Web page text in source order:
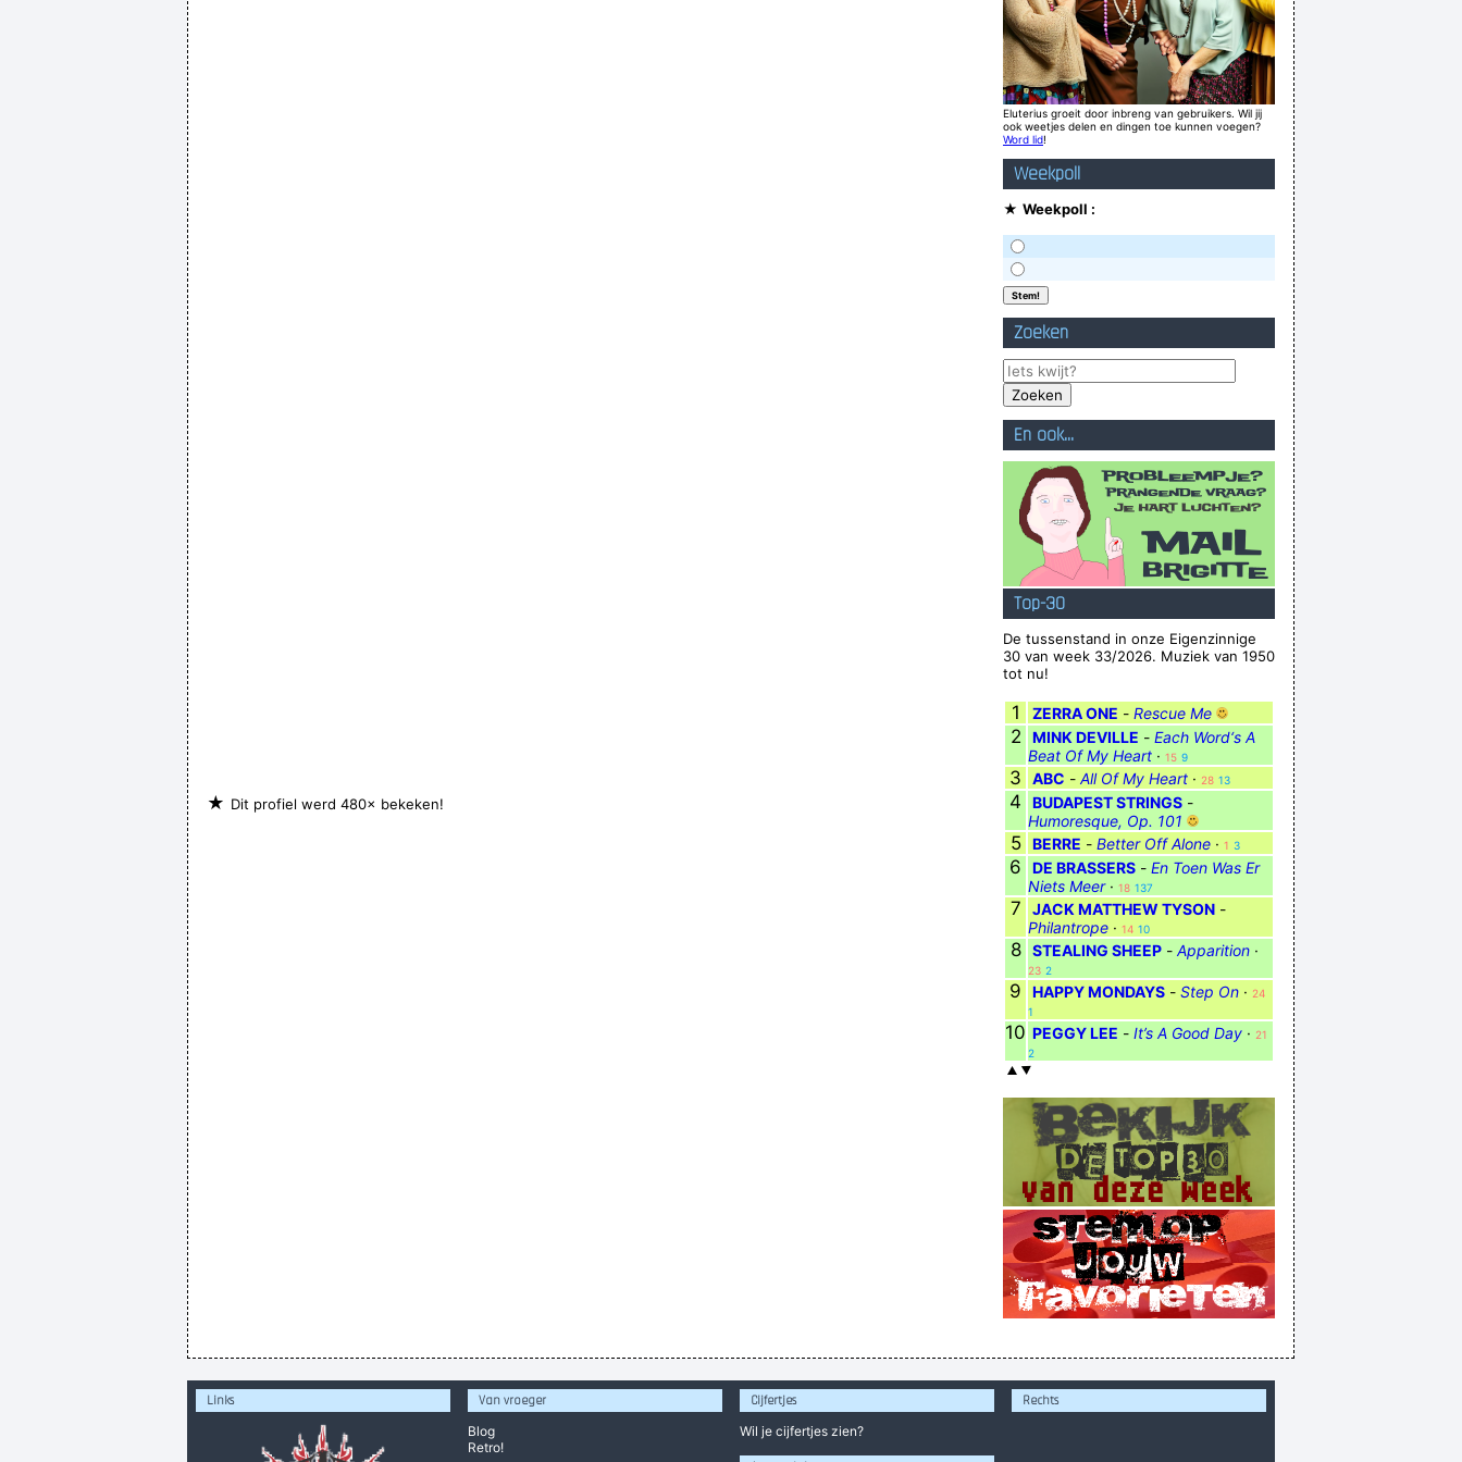
★ Dit profiel werd 480× bekeken!
Eluterius groeit door inbreng van gebruikers. Wil jij
ook weetjes delen en dingen toe kunnen voegen?
Word lid!
Weekpoll
★ Weekpoll :
Zoeken
En ook...
Top-30
De tussenstand in onze Eigenzinnige
30 van week 33/2026. Muziek van 1950
tot nu!
1 ZERRA ONE - Rescue Me
2 MINK DEVILLE - Each Word‘s A
Beat Of My Heart · 15 9
3 ABC - All Of My Heart · 28 13
4 BUDAPEST STRINGS -
Humoresque, Op. 101
5 BERRE - Better Off Alone · 1 3
6 DE BRASSERS - En Toen Was Er
Niets Meer· 18 137
7 JACK MATTHEW TYSON -
Philantrope · 14 10
8 STEALING SHEEP - Apparition ·
23 2
9 HAPPY MONDAYS - Step On · 24
1
10 PEGGY LEE - It’s A Good Day · 21
2
Links
Van vroeger
Blog
Retro!
Cijfertjes
Wil je cijfertjes zien?
Rechts